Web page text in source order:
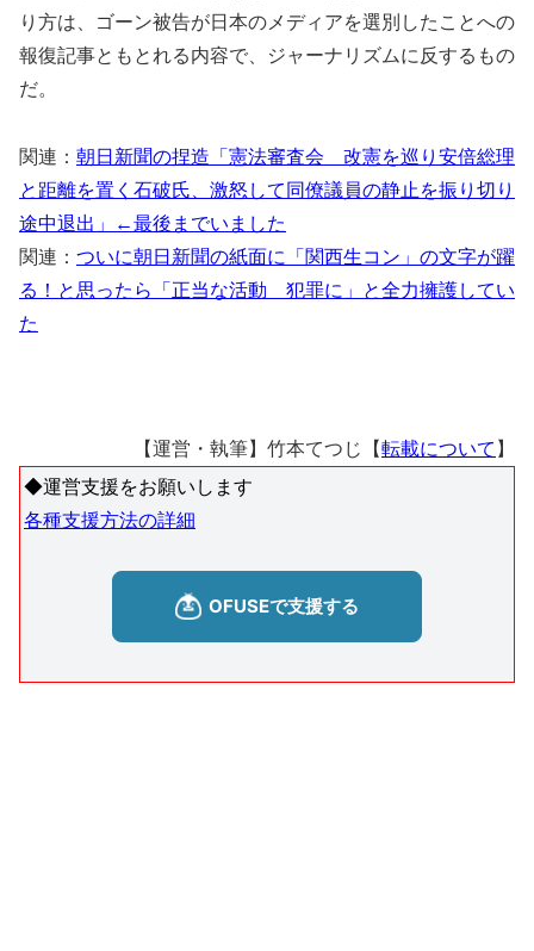
り方は、ゴーン被告が日本のメディアを選別したことへの
報復記事ともとれる内容で、ジャーナリズムに反するもの
だ。
関連： 朝日新聞の捏造「憲法審査会 改憲を巡り安倍総理
と距離を置く石破氏、激怒して同僚議員の静止を振り切り
途中退出」←最後までいました
関連： ついに朝日新聞の紙面に「関西生コン」の文字が躍
る！と思ったら「正当な活動 犯罪に」と全力擁護してい
た
【運営・執筆】竹本てつじ【転載について 】
◆運営支援をお願いします
各種支援方法の詳細